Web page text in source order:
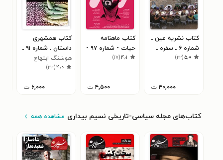
کتاب نشریه عین ـ
شماره ۶ ـ سفره ـ
زمستان ۱۴۰۳
۵٫۰(۲۲)
۴۰,۰۰۰ ت
کتاب ماهنامه
حیات - شماره ۹۷ -
خرداد ۹۹
۴٫۱(۱۷)
۴,۵۰۰ ت
کتاب همشهری
داستان ـ شماره ۹۱ ـ
شهریور ۹۷
هوشنگ ابتهاج
۴٫۰(۲۳)
۶,۰۰۰ ت
کتاب‌های مجله سیاسی-تاریخی نسیم بیداری مشاهده همه